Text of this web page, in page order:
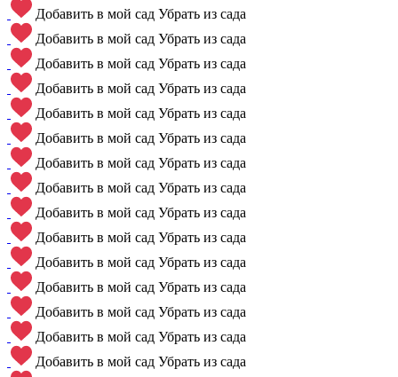
Добавить в мой сад Убрать из сада
Добавить в мой сад Убрать из сада
Добавить в мой сад Убрать из сада
Добавить в мой сад Убрать из сада
Добавить в мой сад Убрать из сада
Добавить в мой сад Убрать из сада
Добавить в мой сад Убрать из сада
Добавить в мой сад Убрать из сада
Добавить в мой сад Убрать из сада
Добавить в мой сад Убрать из сада
Добавить в мой сад Убрать из сада
Добавить в мой сад Убрать из сада
Добавить в мой сад Убрать из сада
Добавить в мой сад Убрать из сада
Добавить в мой сад Убрать из сада